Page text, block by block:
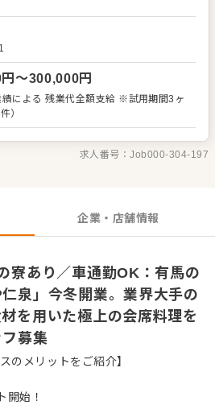
用し、四季折々の極上の会席料理を仲
主な業務内容は以下の通
ら調理、盛り付け ・厨房の衛生管理全
マネジメント業務もお任せします。 同
タートするため、職場環境は非常にフ
で協力し合いながら、理想の料理をカ
180棟以上を展開
遇をご用意しています。 ・転勤の有無
は月1万円 安定性と自分らしいキャリア
円〜300,000円
績による 残業代全額支給 ※試用期間3ヶ
）
求人番号：Job000-304-197
企業・店舗情報
寮あり／車通勤OK：有馬の
泉」今冬開業。業界大手の
を用いた極上の会席料理を
募集
のメリットをご紹介】
開始！